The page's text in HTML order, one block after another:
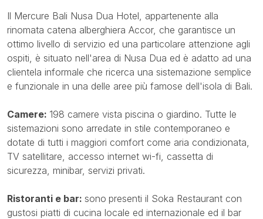
Il Mercure Bali Nusa Dua Hotel, appartenente alla
rinomata catena alberghiera Accor, che garantisce un
ottimo livello di servizio ed una particolare attenzione agli
ospiti, è situato nell'area di Nusa Dua ed è adatto ad una
clientela informale che ricerca una sistemazione semplice
e funzionale in una delle aree più famose dell'isola di Bali.
Camere: 198 camere vista piscina o giardino. Tutte le
sistemazioni sono arredate in stile contemporaneo e
dotate di tutti i maggiori comfort come aria condizionata,
TV satellitare, accesso internet wi-fi, cassetta di
sicurezza, minibar, servizi privati.
Ristoranti e bar: sono presenti il Soka Restaurant con
gustosi piatti di cucina locale ed internazionale ed il bar